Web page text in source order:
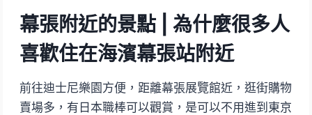
幕張附近的景點 | 為什麼很多人
喜歡住在海濱幕張站附近
前往迪士尼樂園方便，距離幕張展覽館近，逛街購物
賣場多，有日本職棒可以觀賞，是可以不用進到東京